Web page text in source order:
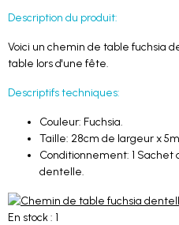
Description du produit:
Voici un chemin de table fuchsia
table lors d'une fête.
Descriptifs techniques:
Couleur: Fuchsia.
Taille: 28cm de largeur x
Conditionnement: 1 Sachet
dentelle.
En stock : 1